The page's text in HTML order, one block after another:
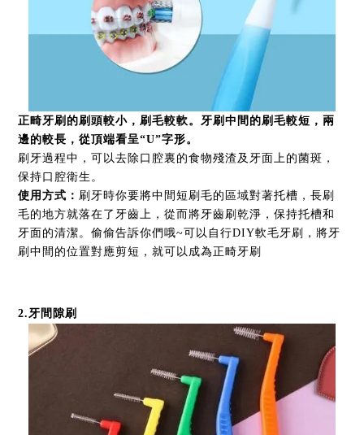
正畸牙刷的刷頭較小，刷毛較軟。牙刷中間的刷毛較短，兩
邊的較長，從頂端看呈“U”字形。
刷牙過程中，可以去除口腔裏的食物殘渣及牙面上的菌斑，
保持口腔衛生。
使用方式 ： 刷牙時你要將中間短刷毛的區域對著托槽，長刷
毛的地方就落在了牙齒上，從而將牙齒刷乾淨，保持托槽和
牙面的清潔。偷偷告訴你們哦~可以自行DIY軟毛牙刷，將牙
刷中間的位置對應剪短，就可以成為正畸牙刷
2.牙間隙刷